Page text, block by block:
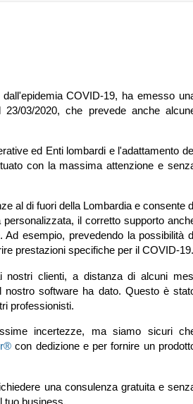
COVID-19, ha emesso
03/2020, che prevede anche
ed Enti lombardi e l'adattamento
con la massima attenzione e
al di fuori della Lombardia e consente
il corretto supporto
Ad esempio, prevedendo la possibilità
prestazioni specifiche per il COVID-19.
nostri clienti, a distanza di alcuni
nostro software ha dato. Questo è
professionisti.
incertezze, ma siamo sicuri
con dedizione e per fornire un
una consulenza gratuita e
tuo business.